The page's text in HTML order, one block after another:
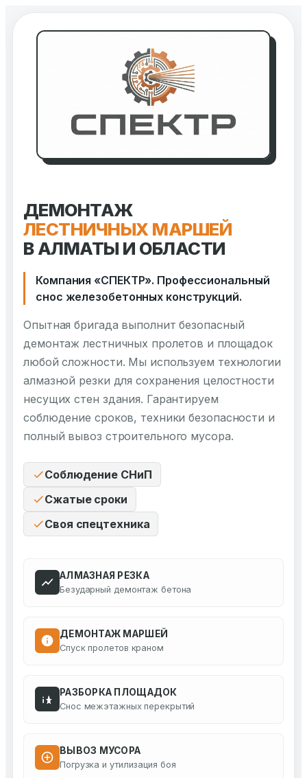
ДЕМОНТАЖ
ЛЕСТНИЧНЫХ МАРШЕЙ
В АЛМАТЫ И ОБЛАСТИ
Компания «СПЕКТР». Профессиональный
снос железобетонных конструкций.
Опытная бригада выполнит безопасный
демонтаж лестничных пролетов и площадок
любой сложности. Мы используем технологии
алмазной резки для сохранения целостности
несущих стен здания. Гарантируем
соблюдение сроков, техники безопасности и
полный вывоз строительного мусора.
Соблюдение СНиП
Сжатые сроки
Своя спецтехника
АЛМАЗНАЯ РЕЗКА
Безударный демонтаж бетона
ДЕМОНТАЖ МАРШЕЙ
Спуск пролетов краном
РАЗБОРКА ПЛОЩАДОК
Снос межэтажных перекрытий
ВЫВОЗ МУСОРА
Погрузка и утилизация боя